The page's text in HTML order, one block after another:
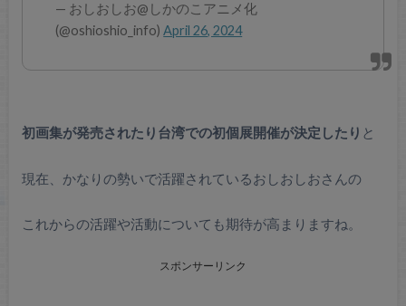
— おしおしお@しかのこアニメ化
(@oshioshio_info)April 26, 2024
初画集が発売されたり台湾での初個展開催が決定したり と
現在、かなりの勢いで活躍されているおしおしおさんの
これからの活躍や活動についても期待が高まりますね。
スポンサーリンク